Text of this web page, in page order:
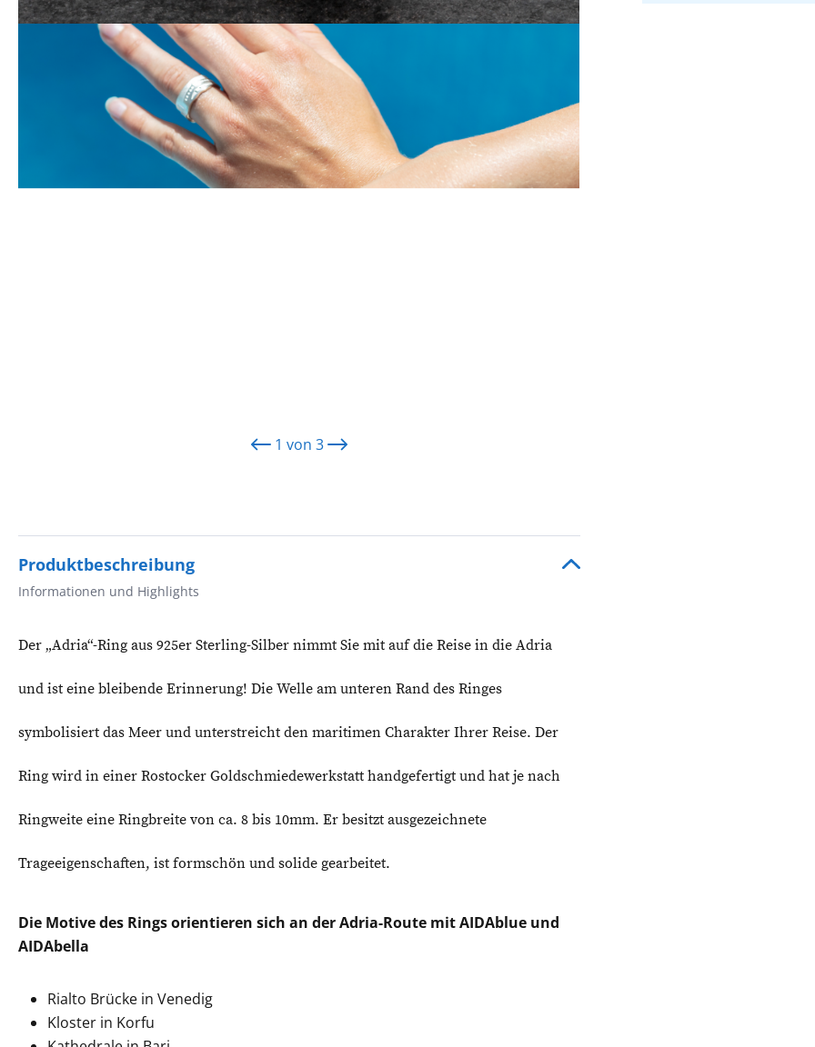
1 von 3
Produktbeschreibung
Informationen und Highlights
Der „Adria“-Ring aus 925er Sterling-Silber nimmt Sie mit auf die Reise in die Adria
und ist eine bleibende Erinnerung! Die Welle am unteren Rand des Ringes
symbolisiert das Meer und unterstreicht den maritimen Charakter Ihrer Reise. Der
Ring wird in einer Rostocker Goldschmiedewerkstatt handgefertigt und hat je nach
Ringweite eine Ringbreite von ca. 8 bis 10mm. Er besitzt ausgezeichnete
Trageeigenschaften, ist formschön und solide gearbeitet.
Die Motive des Rings orientieren sich an der Adria-Route mit AIDAblue und
AIDAbella
Rialto Brücke in Venedig
Kloster in Korfu